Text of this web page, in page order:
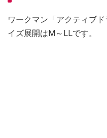
ワークマン「アクティブ
イズ展開はM～LLです。